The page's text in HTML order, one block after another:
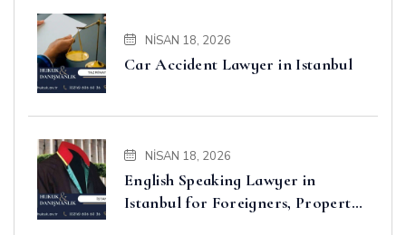
NISAN 18, 2026
Car Accident Lawyer in Istanbul
NISAN 18, 2026
English Speaking Lawyer in
Istanbul for Foreigners, Property,